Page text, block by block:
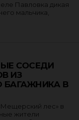
Павловка дикая
мальчика,
СОСЕДИ
ИЗ
БАГАЖНИКА В
лес» в
жители